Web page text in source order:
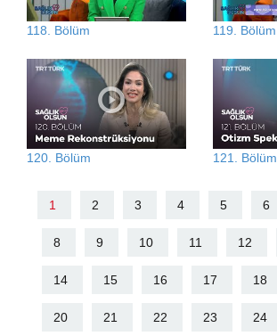
118. Bölüm 119. Bölüm
120. Bölüm 121. Bölüm
1 2 3 4 5 6
8 9 10 11 12
14 15 16 17 18
20 21 22 23 24